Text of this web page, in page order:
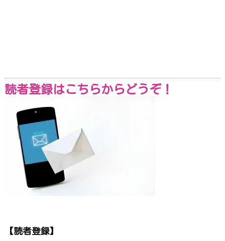
読者登録はこちらからどうぞ！
【読者登録】